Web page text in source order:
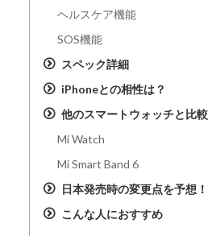
ヘルスケア機能
SOS機能
スペック詳細
iPhoneとの相性は？
他のスマートウォッチと比較
Mi Watch
Mi Smart Band 6
日本発売時の変更点を予想！
こんな人におすすめ